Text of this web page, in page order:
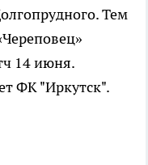
Тем
14 июня.
ФК "Иркутск".